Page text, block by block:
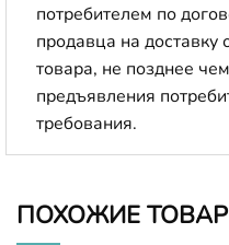
потребителем по
продавца на доставку
товара, не позднее
предъявления
требования.
ПОХОЖИЕ